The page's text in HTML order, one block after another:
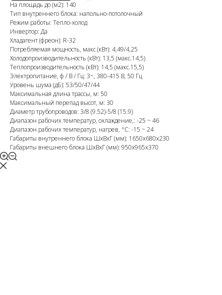
На площадь до (м2): 140
Тип внутреннего блока: напольно-потолочный
Режим работы: Тепло-холод
Инвертор: Да
Хладагент (фреон): R-32
Потребляемая мощность, макс (кВт): 4,49/4,25
Холодопроизводительность (кВт): 13,5 (макс.14,5)
Теплопроизводительность (кВт): 14,5 (макс.15,5)
Электропитание, ф / В / Гц: 3~, 380-415 В, 50 Гц
Уровень шума (дБ): 53/50/47/44
Максимальная длина трассы, м: 50
Максимальный перепад высот, м: 30
Диаметр трубопроводов: 3/8 (9.52)-5/8 (15.9)
Диапазон рабочих температур, охлаждение,: -25 ~ 46
Диапазон рабочих температур, нагрев, °C: -15 ~ 24
Габариты внутреннего блока ШхВхГ (мм): 1650x680x230
Габариты внешнего блока ШхВхГ (мм): 950x965x370